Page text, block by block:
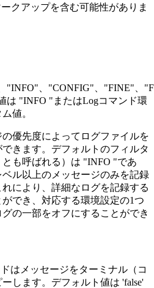
クアップを含む可能性がありま
"INFO"、"CONFIG"、"FINE"、
は "INFO "またはLogコマンド環
値。
優先度によってログファイルを
きます。デフォルトのフィルタ
も呼ばれる）は "INFO "であ
ル以上のメッセージのみを記録
により、詳細なログを記録する
でき、対応する環境設定の1つ
の一部をオフにすることができ
はメッセージをターミナル（コ
します。デフォルト値は 'false'